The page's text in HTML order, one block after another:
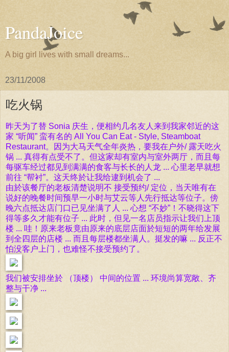
PandaJoice
A big girl lives with small dreams...
23/11/2008
吃火锅
昨天为了替 Sonia 庆生，便相约几名友人来到我家邻近的这
家 “听闻” 蛮有名的 All You Can Eat - Style, Steamboat
Restaurant。因为大马天气全年炎热，要我在户外/ 露天吃火
锅 ... 真得有点受不了。但这家却有室内与室外两厅，而且每
每驱车经过都见到满满的食客与长长的人龙 ... 心里老早就想
前往 “帮衬”。这天终於让我给逮到机会了 ...
由於该餐厅的老板清楚说明不 接受预约/ 定位，当天唯有在
说好的晚餐时间预早一小时与艾云等人先行抵达等位子。傍
晚六点抵达店门口已见坐满了人 ... 心想 “不妙”！不晓得这下
得等多久才能有位子 ... 此时，但见一名店员指示让我们上顶
楼 ... 哇！原来老板竟由原来的底层店面於短短的两年给发展
到全四层的店楼 ... 而且每层楼都坐满人。挺发的嘛 ... 反正不
怕没客户上门，也难怪不接受预约了。
我们被安排坐於 （顶楼） 中间的位置 ... 环境尚算宽敞、齐
整与干净 ...